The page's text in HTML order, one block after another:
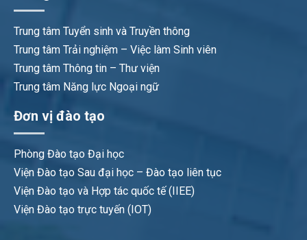
Trung tâm Tuyển sinh và Truyền thông
Trung tâm Trải nghiệm – Việc làm Sinh viên
Trung tâm Thông tin – Thư viện
Trung tâm Năng lực Ngoại ngữ
Đơn vị đào tạo
Phòng Đào tạo Đại học
Viện Đào tạo Sau đại học – Đào tạo liên tục
Viện Đào tạo và Hợp tác quốc tế (IIEE)
Viện Đào tạo trực tuyến (IOT)